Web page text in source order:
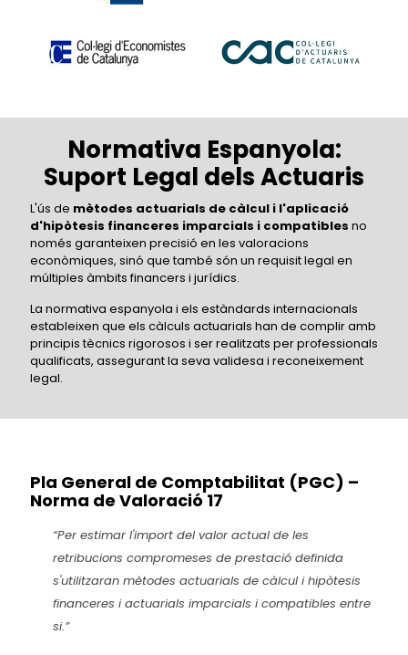
Normativa Espanyola:
Suport Legal dels Actuaris
L'ús de mètodes actuarials de càlcul i l'aplicació
d'hipòtesis financeres imparcials i compatibles no
només garanteixen precisió en les valoracions
econòmiques, sinó que també són un requisit legal en
múltiples àmbits financers i jurídics.
La normativa espanyola i els estàndards internacionals
estableixen que els càlculs actuarials han de complir amb
principis tècnics rigorosos i ser realitzats per professionals
qualificats, assegurant la seva validesa i reconeixement
legal.
Pla General de Comptabilitat (PGC) –
Norma de Valoració 17
“Per estimar l'import del valor actual de les
retribucions compromeses de prestació definida
s'utilitzaran mètodes actuarials de càlcul i hipòtesis
financeres i actuarials imparcials i compatibles entre
si.”